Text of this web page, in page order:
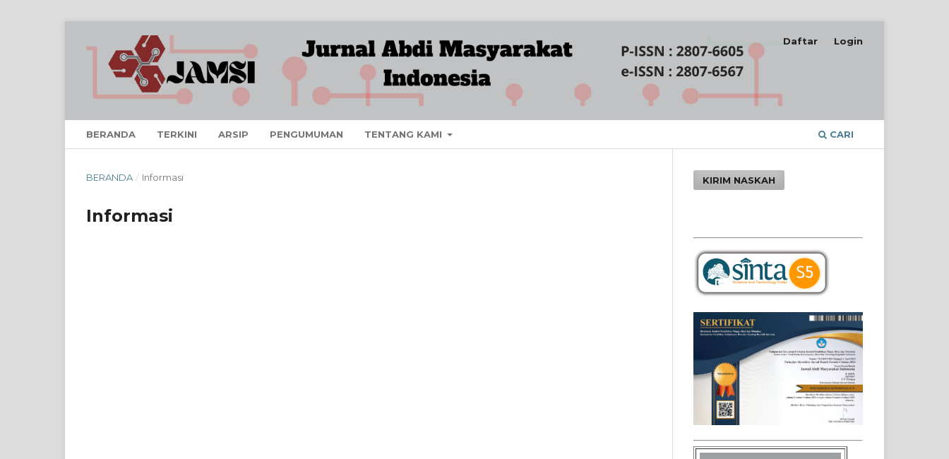
BERANDA TERKINI ARSIP PENGUMUMAN TENTANG KAMI CARI
Daftar Login
BERANDA / Informasi
Informasi
KIRIM NASKAH